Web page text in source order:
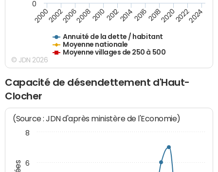
Annuité de la dette / habitant
Moyenne nationale
Moyenne villages de 250 à 500
200020022006200820102012201420162018202020222024
0
© JDN 2026
Capacité de désendettement d'Haut-
Clocher
(Source : JDN d'après ministère de l'Economie)
6
8